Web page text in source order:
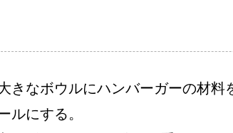
きなボウルにハンバーガーの材
ルにする。